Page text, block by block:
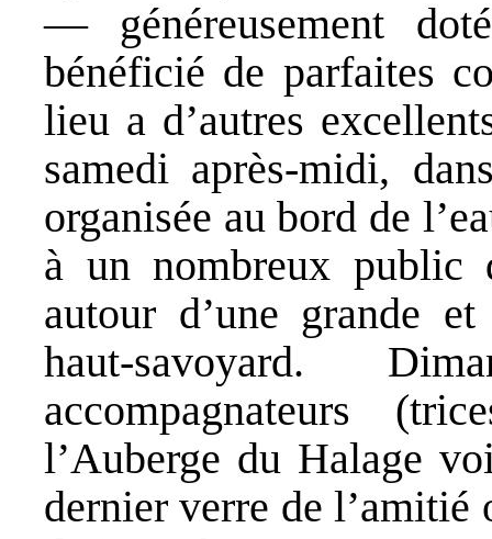
— généreusement
bénéficié de parfaites
lieu a d’autres
samedi après-midi,
organisée au bord de
à un nombreux
autour d’une grande
haut-savoyard.
accompagnateurs
l’Auberge du Halage
dernier verre de